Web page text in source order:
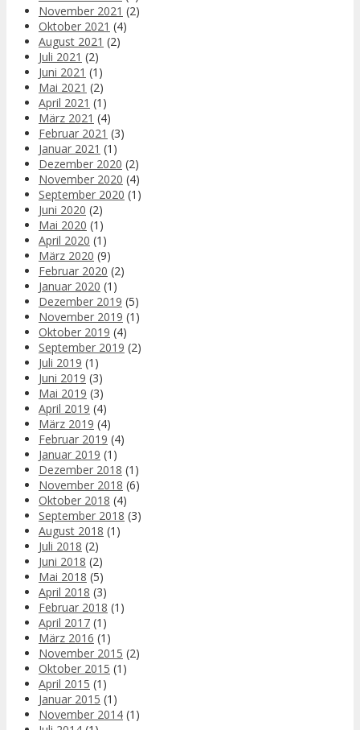
November 2021 (2)
Oktober 2021 (4)
August 2021 (2)
Juli 2021 (2)
Juni 2021 (1)
Mai 2021 (2)
April 2021 (1)
März 2021 (4)
Februar 2021 (3)
Januar 2021 (1)
Dezember 2020 (2)
November 2020 (4)
September 2020 (1)
Juni 2020 (2)
Mai 2020 (1)
April 2020 (1)
März 2020 (9)
Februar 2020 (2)
Januar 2020 (1)
Dezember 2019 (5)
November 2019 (1)
Oktober 2019 (4)
September 2019 (2)
Juli 2019 (1)
Juni 2019 (3)
Mai 2019 (3)
April 2019 (4)
März 2019 (4)
Februar 2019 (4)
Januar 2019 (1)
Dezember 2018 (1)
November 2018 (6)
Oktober 2018 (4)
September 2018 (3)
August 2018 (1)
Juli 2018 (2)
Juni 2018 (2)
Mai 2018 (5)
April 2018 (3)
Februar 2018 (1)
April 2017 (1)
März 2016 (1)
November 2015 (2)
Oktober 2015 (1)
April 2015 (1)
Januar 2015 (1)
November 2014 (1)